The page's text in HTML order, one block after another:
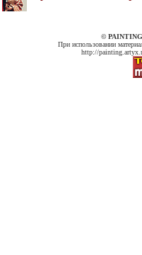
©
При использовании
http://